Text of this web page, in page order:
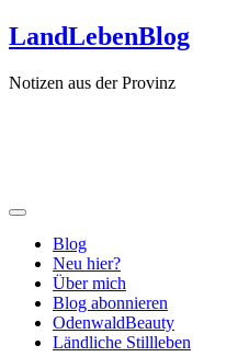
Zum
Inhalt
LandLebenBlog
Notizen aus der Provinz
Blog
Neu hier?
Über mich
Blog abonnieren
OdenwaldBeauty
Ländliche Stillleben